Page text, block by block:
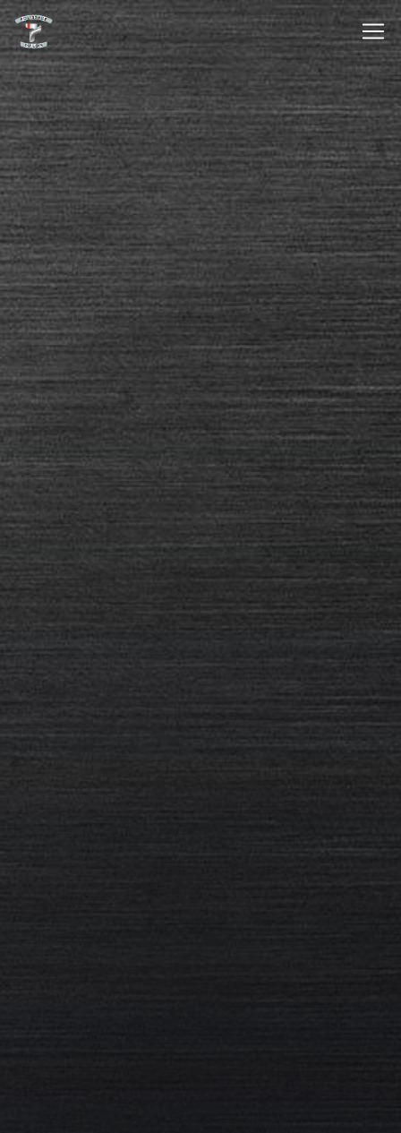
Panneau de gestion des cookies